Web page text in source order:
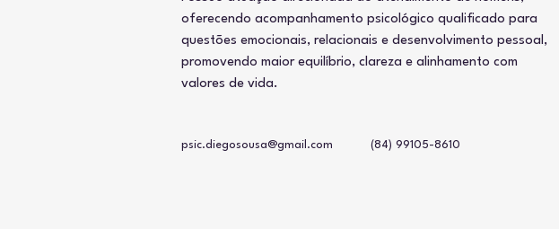
oferecendo acompanhamento psicológico qualificado para
questões emocionais, relacionais e desenvolvimento pessoal,
promovendo maior equilíbrio, clareza e alinhamento com
valores de vida.
psic.diegosousa@gmail.com (84) 99105-8610